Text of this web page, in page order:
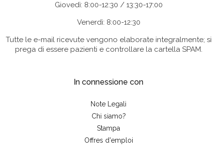
Giovedì: 8:00-12:30 / 13:30-17:00
Venerdì: 8:00-12:30
Tutte le e-mail ricevute vengono elaborate integralmente; si
prega di essere pazienti e controllare la cartella SPAM.
In connessione con
Note Legali
Chi siamo?
Stampa
Offres d'emploi